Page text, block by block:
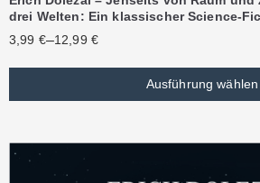
drei Welten: Ein klassischer Science-
3,99 €–12,99 €
Ausführung wählen